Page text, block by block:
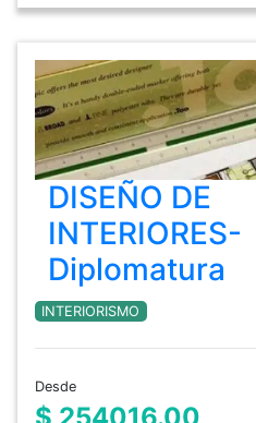
DISEÑO DE
INTERIORES-
Diplomatura
INTERIORISMO
Desde